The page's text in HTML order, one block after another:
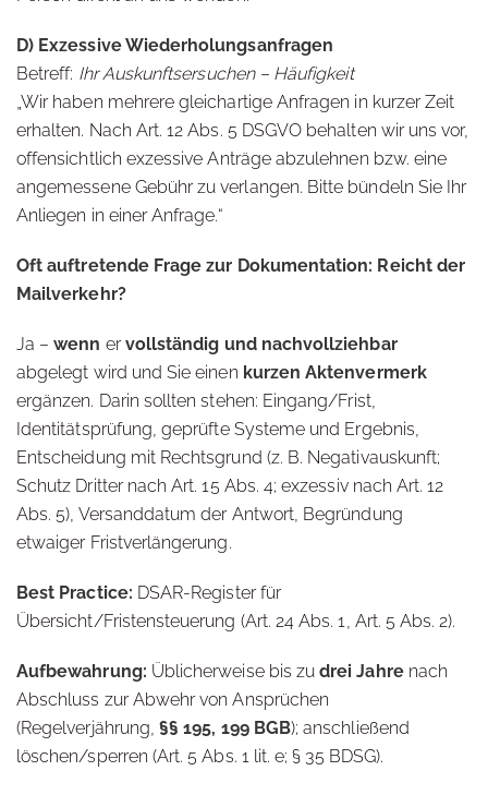
D) Exzessive Wiederholungsanfragen
Betreff: Ihr Auskunftsersuchen – Häufigkeit
„Wir haben mehrere gleichartige Anfragen in kurzer Zeit
erhalten. Nach Art. 12 Abs. 5 DSGVO behalten wir uns vor,
offensichtlich exzessive Anträge abzulehnen bzw. eine
angemessene Gebühr zu verlangen. Bitte bündeln Sie Ihr
Anliegen in einer Anfrage.“
Oft auftretende Frage zur Dokumentation: Reicht der
Mailverkehr?
Ja –wenn ervollständig und nachvollziehbar
abgelegt wird und Sie einen kurzen Aktenvermerk
ergänzen. Darin sollten stehen: Eingang/Frist,
Identitätsprüfung, geprüfte Systeme und Ergebnis,
Entscheidung mit Rechtsgrund (z. B. Negativauskunft;
Schutz Dritter nach Art. 15 Abs. 4; exzessiv nach Art. 12
Abs. 5), Versanddatum der Antwort, Begründung
etwaiger Fristverlängerung.
Best Practice: DSAR-Register für
Übersicht/Fristensteuerung (Art. 24 Abs. 1, Art. 5 Abs. 2).
Aufbewahrung: Üblicherweise bis zudrei Jahrenach
Abschluss zur Abwehr von Ansprüchen
(Regelverjährung,§§ 195, 199 BGB); anschließend
löschen/sperren (Art. 5 Abs. 1 lit. e; § 35 BDSG).